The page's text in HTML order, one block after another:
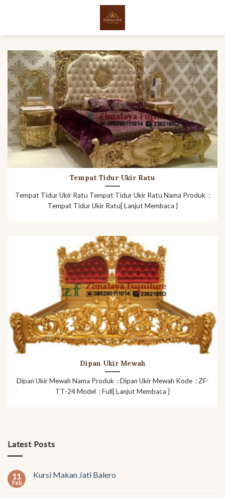
Latest Posts
11
Feb
Kursi Makan Jati Balero
Tempat Tidur Ukir Ratu
Tempat Tidur Ukir Ratu Tempat Tidur Ukir Ratu Nama Produk :
Tempat Tidur Ukir Ratu[ Lanjut Membaca }
Dipan Ukir Mewah
Dipan Ukir Mewah Nama Produk : Dipan Ukir Mewah Kode : ZF-
TT-24 Model : Full[ Lanjut Membaca }